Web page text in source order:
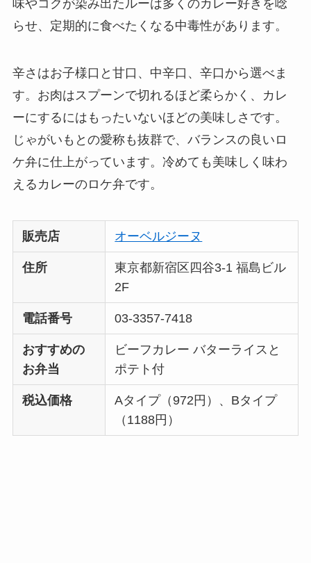
味やコクが染み出たルーは多くのカレー好きを唸
らせ、定期的に食べたくなる中毒性があります。
辛さはお子様口と甘口、中辛口、辛口から選べま
す。お肉はスプーンで切れるほど柔らかく、カレ
ーにするにはもったいないほどの美味しさです。
じゃがいもとの愛称も抜群で、バランスの良いロ
ケ弁に仕上がっています。冷めても美味しく味わ
えるカレーのロケ弁です。
販売店 オーベルジーヌ
住所
東京都新宿区四谷3-1 福島ビル
2F
電話番号 03-3357-7418
おすすめの
お弁当
ビーフカレー バターライスと
ポテト付
税込価格
Aタイプ（972円）、Bタイプ
（1188円）